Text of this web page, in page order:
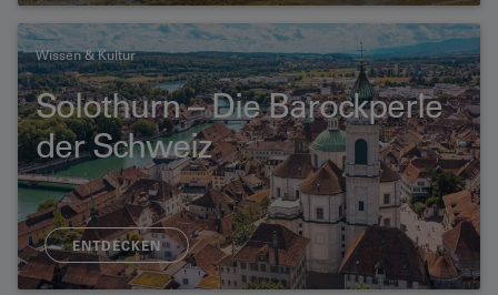
Wissen & Kultur
Solothurn – Die Barockperle
der Schweiz
ENTDECKEN